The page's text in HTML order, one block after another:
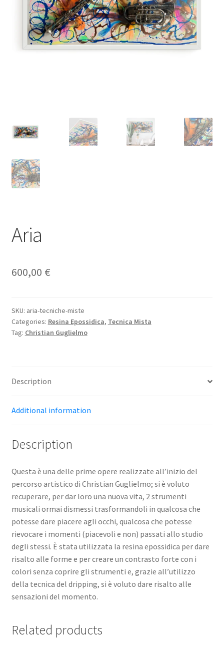
Aria
600,00 €
SKU: aria-tecniche-miste
Categories: Resina Epossidica, Tecnica Mista
Tag: Christian Guglielmo
Description
Additional information
Description
Questa è una delle prime opere realizzate all’inizio del
percorso artistico di Christian Guglielmo; si è voluto
recuperare, per dar loro una nuova vita, 2 strumenti
musicali ormai dismessi trasformandoli in qualcosa che
potesse dare piacere agli occhi, qualcosa che potesse
rievocare i momenti (piacevoli e non) passati allo studio
degli stessi. È stata utilizzata la resina epossidica per dare
risalto alle forme e per creare un contrasto forte con i
colori senza coprire gli strumenti e, grazie all’utilizzo
della tecnica del dripping, si è voluto dare risalto alle
sensazioni del momento.
Related products